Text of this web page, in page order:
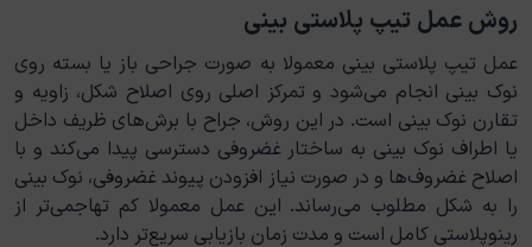
روش عمل تیپ پلاستی بینی
عمل تیپ پلاستی بینی معمولا به صورت جراحی باز یا بسته روی
نوک بینی انجام می‌شود و تمرکز اصلی روی اصلاح شکل، زاویه و
تقارن نوک بینی است. در این روش، جراح با برش‌های ظریف داخل
یا اطراف نوک بینی به ساختار غضروفی دسترسی پیدا می‌کند و با
اصلاح غضروف‌ها و در صورت نیاز افزودن پیوند غضروفی، نوک بینی
را به شکل مطلوب می‌رساند. این عمل معمولا کم تهاجمی‌تر از
رینوپلاستی کامل است و مدت زمان بازیابی سریع‌تر دارد.